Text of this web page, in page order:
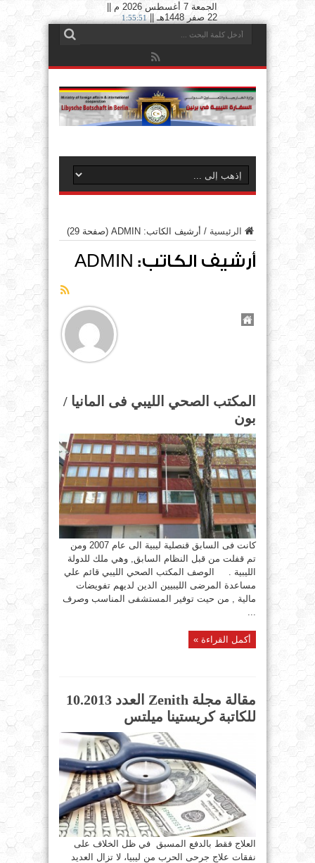
الجمعة 7 أغسطس 2026 م ||
22 صفر 1448هـ ||
1:55:52
الرئيسية / أرشيف الكاتب: ADMIN (صفحة 29)
أرشيف الكاتب: ADMIN
المكتب الصحي الليبي فى المانيا /
بون
كانت فى السابق قنصلية ليبية الى عام 2007 ومن
تم قفلت من قبل النظام السابق, وهي ملك للدولة
الليبية . الوصف المكتب الصحي الليبي قائم علي
مساعدة المرضى الليبيين الدين لديهم تفويضات
مالية , من حيت توفير المستشفى المناسب وصرف
...
أكمل القراءة »
مقالة مجلة Zenith العدد 10.2013
للكاتبة كريستينا ميلتس
العلاج فقط بالدفع المسبق في ظل الخلاف على
نفقات علاج جرحى الحرب من ليبيا، لا تزال العديد